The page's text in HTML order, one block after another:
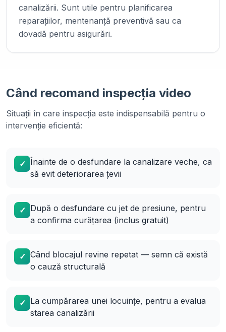
canalizării. Sunt utile pentru planificarea
reparațiilor, mentenanță preventivă sau ca
dovadă pentru asigurări.
Când recomand inspecția video
Situații în care inspecția este indispensabilă pentru o
intervenție eficientă:
✓ Înainte de o desfundare la canalizare veche, ca
să evit deteriorarea țevii
✓ După o desfundare cu jet de presiune, pentru
a confirma curățarea (inclus gratuit)
✓ Când blocajul revine repetat — semn că există
o cauză structurală
✓ La cumpărarea unei locuințe, pentru a evalua
starea canalizării